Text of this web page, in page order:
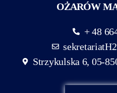
OŻARÓW
+ 48
Strzykulska 6, 05-